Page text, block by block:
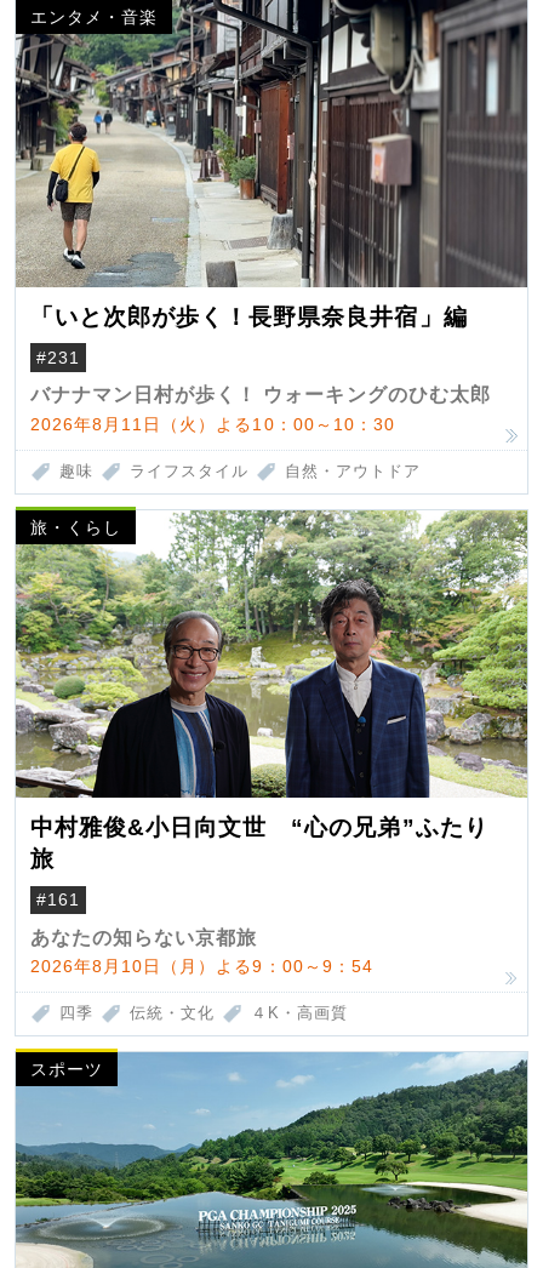
エンタメ・音楽
「いと次郎が歩く！長野県奈良井宿」編
#231
バナナマン日村が歩く！ ウォーキングのひむ太郎
2026年8月11日（火）よる10：00～10：30
趣味 ライフスタイル 自然・アウトドア
旅・くらし
中村雅俊&小日向文世 “心の兄弟”ふたり
旅
#161
あなたの知らない京都旅
2026年8月10日（月）よる9：00～9：54
四季 伝統・文化 ４K・高画質
スポーツ